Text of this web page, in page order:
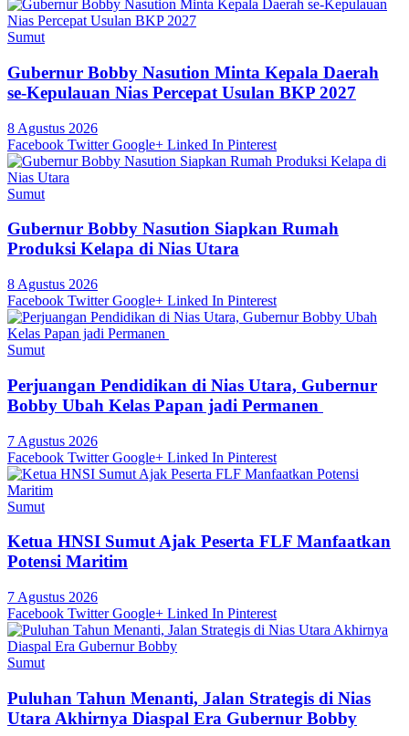
Sumut
Gubernur Bobby Nasution Minta Kepala Daerah
se-Kepulauan Nias Percepat Usulan BKP 2027
8 Agustus 2026
Facebook Twitter Google+ Linked In Pinterest
Sumut
Gubernur Bobby Nasution Siapkan Rumah
Produksi Kelapa di Nias Utara
8 Agustus 2026
Facebook Twitter Google+ Linked In Pinterest
Sumut
Perjuangan Pendidikan di Nias Utara, Gubernur
Bobby Ubah Kelas Papan jadi Permanen
7 Agustus 2026
Facebook Twitter Google+ Linked In Pinterest
Sumut
Ketua HNSI Sumut Ajak Peserta FLF Manfaatkan
Potensi Maritim
7 Agustus 2026
Facebook Twitter Google+ Linked In Pinterest
Sumut
Puluhan Tahun Menanti, Jalan Strategis di Nias
Utara Akhirnya Diaspal Era Gubernur Bobby